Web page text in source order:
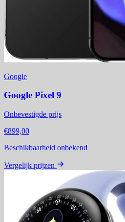
Google
Google Pixel 9
Onbevestigde prijs
€899,00
Beschikbaarheid onbekend
Vergelijk prijzen